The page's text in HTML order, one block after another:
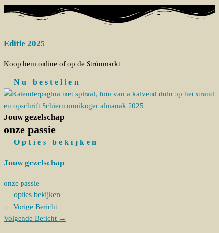
Editie 2025
Koop hem online of op de Strúnmarkt
Nu bestellen
Jouw gezelschap
onze passie
Opties bekijken
Jouw gezelschap
onze passie
opties bekijken
← Vorige Bericht
Volgende Bericht →